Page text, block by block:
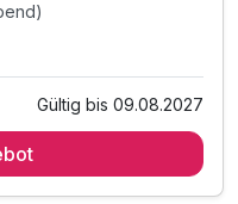
Gültig bis 09.08.2027